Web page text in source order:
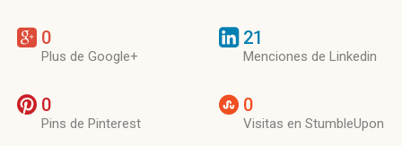
0
Plus de Google+
21
Menciones de Linkedin
0
Pins de Pinterest
0
Visitas en StumbleUpon